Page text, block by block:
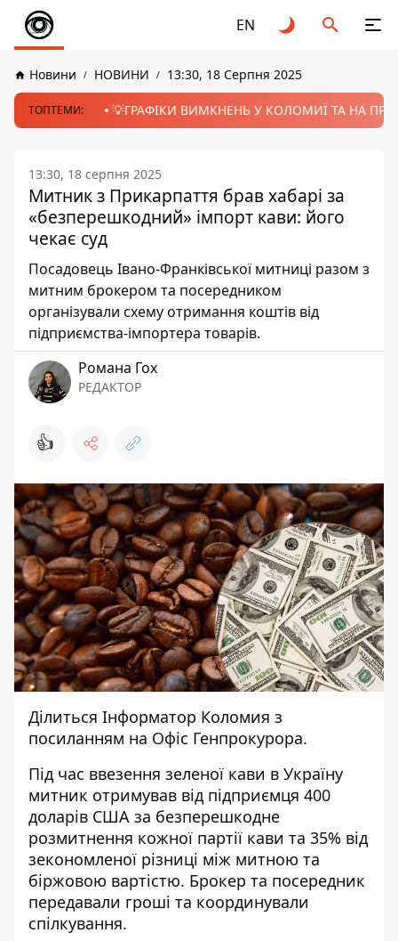
EN
Новини НОВИНИ 13:30, 18 Серпня 2025
ТОПТЕМИ: 💡ГРАФІКИ ВИМКНЕНЬ У КОЛОМИЇ ТА НА
13:30, 18 серпня 2025
Митник з Прикарпаття брав хабарі за
«безперешкодний» імпорт кави: його
чекає суд
Посадовець Івано-Франківської митниці разом з
митним брокером та посередником
організували схему отримання коштів від
підприємства-імпортера товарів.
Романа Гох
РЕДАКТОР
👍
Ділиться Інформатор Коломия з
посиланням на Офіс Генпрокурора.
Під час ввезення зеленої кави в Україну
митник отримував від підприємця 400
доларів США за безперешкодне
розмитнення кожної партії кави та 35% від
зекономленої різниці між митною та
біржовою вартістю. Брокер та посередник
передавали гроші та координували
спілкування.